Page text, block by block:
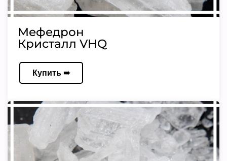
Мефедрон
Кристалл VHQ
Купить ➠